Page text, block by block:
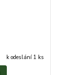
k odeslání 1 ks